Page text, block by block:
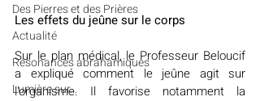
Des Pierres et des Prières
Actualité
Résonances abrahamiques
Lumière sur...
Les effets du jeûne sur le corps
Sur le plan médical, le Professeur Beloucif
a expliqué comment le jeûne agit sur
l'organisme. Il favorise notamment la